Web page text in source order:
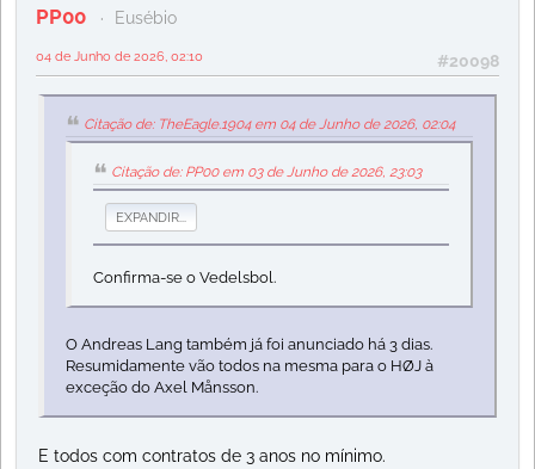
PP00 Eusébio
#20098
04 de Junho de 2026, 02:10
Citação de: TheEagle.1904 em 04 de Junho de 2026, 02:04
Citação de: PP00 em 03 de Junho de 2026, 23:03
EXPANDIR...
Confirma-se o Vedelsbol.
O Andreas Lang também já foi anunciado há 3 dias.
Resumidamente vão todos na mesma para o HØJ à
exceção do Axel Månsson.
E todos com contratos de 3 anos no mínimo.